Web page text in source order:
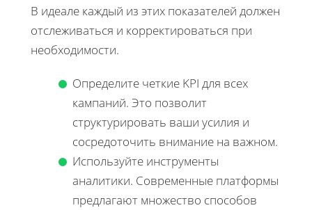
В идеале каждый из этих показателей должен
отслеживаться и корректироваться при
необходимости.
Определите четкие KPI для всех
кампаний. Это позволит
структурировать ваши усилия и
сосредоточить внимание на важном.
Используйте инструменты
аналитики. Современные платформы
предлагают множество способов